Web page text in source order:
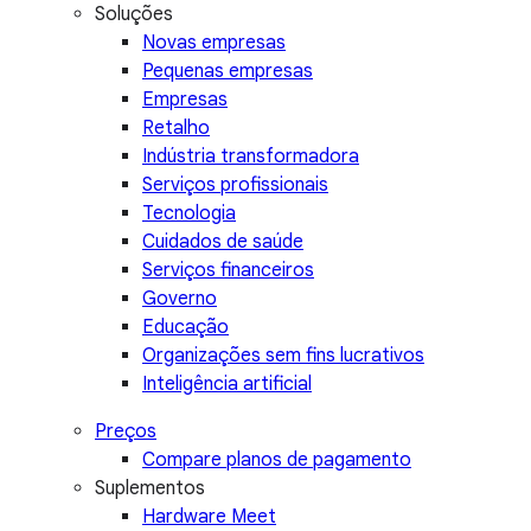
Soluções
Novas empresas
Pequenas empresas
Empresas
Retalho
Indústria transformadora
Serviços profissionais
Tecnologia
Cuidados de saúde
Serviços financeiros
Governo
Educação
Organizações sem fins lucrativos
Inteligência artificial
Preços
Compare planos de pagamento
Suplementos
Hardware Meet